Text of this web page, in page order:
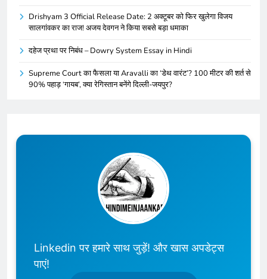
Drishyam 3 Official Release Date: 2 अक्टूबर को फिर खुलेगा विजय
सालगांवकर का राज! अजय देवगन ने किया सबसे बड़ा धमाका
दहेज प्रथा पर निबंध – Dowry System Essay in Hindi
Supreme Court का फैसला या Aravalli का ‘डेथ वारंट’? 100 मीटर की शर्त से
90% पहाड़ ‘गायब’, क्या रेगिस्तान बनेंगे दिल्ली-जयपुर?
Linkedin पर हमारे साथ जुड़ें! और खास अपडेट्स
पाएं!